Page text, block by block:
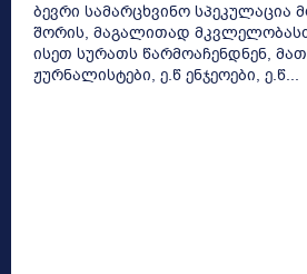
ბევრი სამარცხვინო სპეკულაცია
შორის, მაგალითად
ისეთ სურათს წარმოაჩენდნენ,
ჟურნალისტები, ე.წ ენჯეოები, ე.წ...